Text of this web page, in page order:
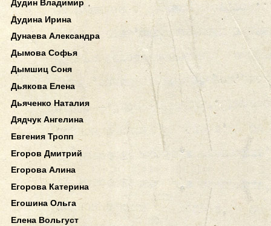
Дудин Владимир
Дудина Ирина
Дунаева Александра
Дымова Софья
Дымшиц Соня
Дьякова Елена
Дьяченко Наталия
Дядчук Ангелина
Евгения Тропп
Егоров Дмитрий
Егорова Алина
Егорова Катерина
Егошина Ольга
Елена Вольгуст